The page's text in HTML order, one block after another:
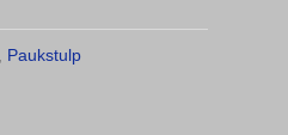
Paukstulp